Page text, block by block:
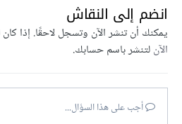
انضم إلى النقاش
يمكنك أن تنشر الآن وتسجل لاحقًا. إذا
الآنلتنشر باسم حسابك.
أجب على هذا السؤال...